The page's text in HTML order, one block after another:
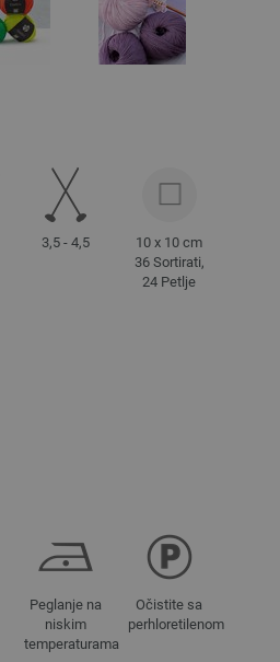
3,5 - 4,5
10 x 10 cm
36 Sortirati,
24 Petlje
Peglanje na
niskim
temperaturama
Očistite sa
perhloretilenom